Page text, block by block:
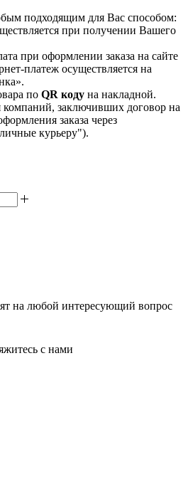
подходящим для Вас способом:
при получении Вашего
при оформлении заказа на сайте
платеж осуществляется на
по QR коду на накладной.
компаний, заключивших договор на
заказа через
курьеру").
на любой интересующий вопрос
с нами